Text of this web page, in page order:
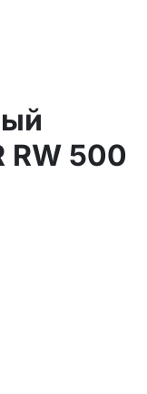
RW 500